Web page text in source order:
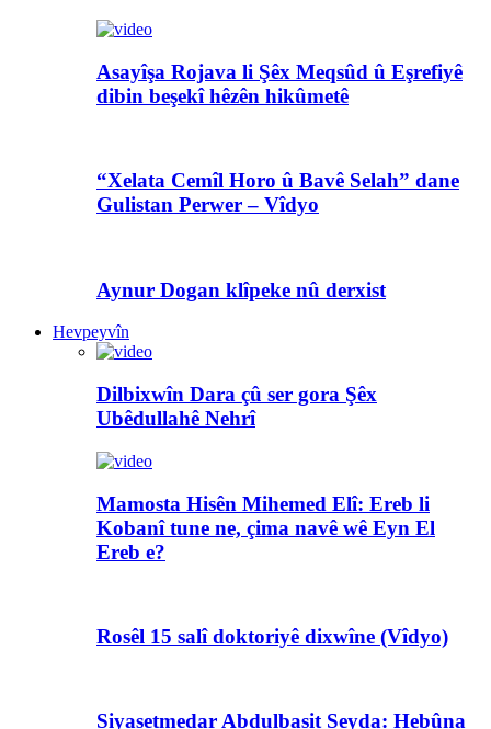
Asayîşa Rojava li Şêx Meqsûd û Eşrefiyê
dibin beşekî hêzên hikûmetê
“Xelata Cemîl Horo û Bavê Selah” dane
Gulistan Perwer – Vîdyo
Aynur Dogan klîpeke nû derxist
Hevpeyvîn
Dilbixwîn Dara çû ser gora Şêx
Ubêdullahê Nehrî
Mamosta Hisên Mihemed Elî: Ereb li
Kobanî tune ne, çima navê wê Eyn El
Ereb e?
Rosêl 15 salî doktoriyê dixwîne (Vîdyo)
Siyasetmedar Abdulbasit Seyda: Hebûna